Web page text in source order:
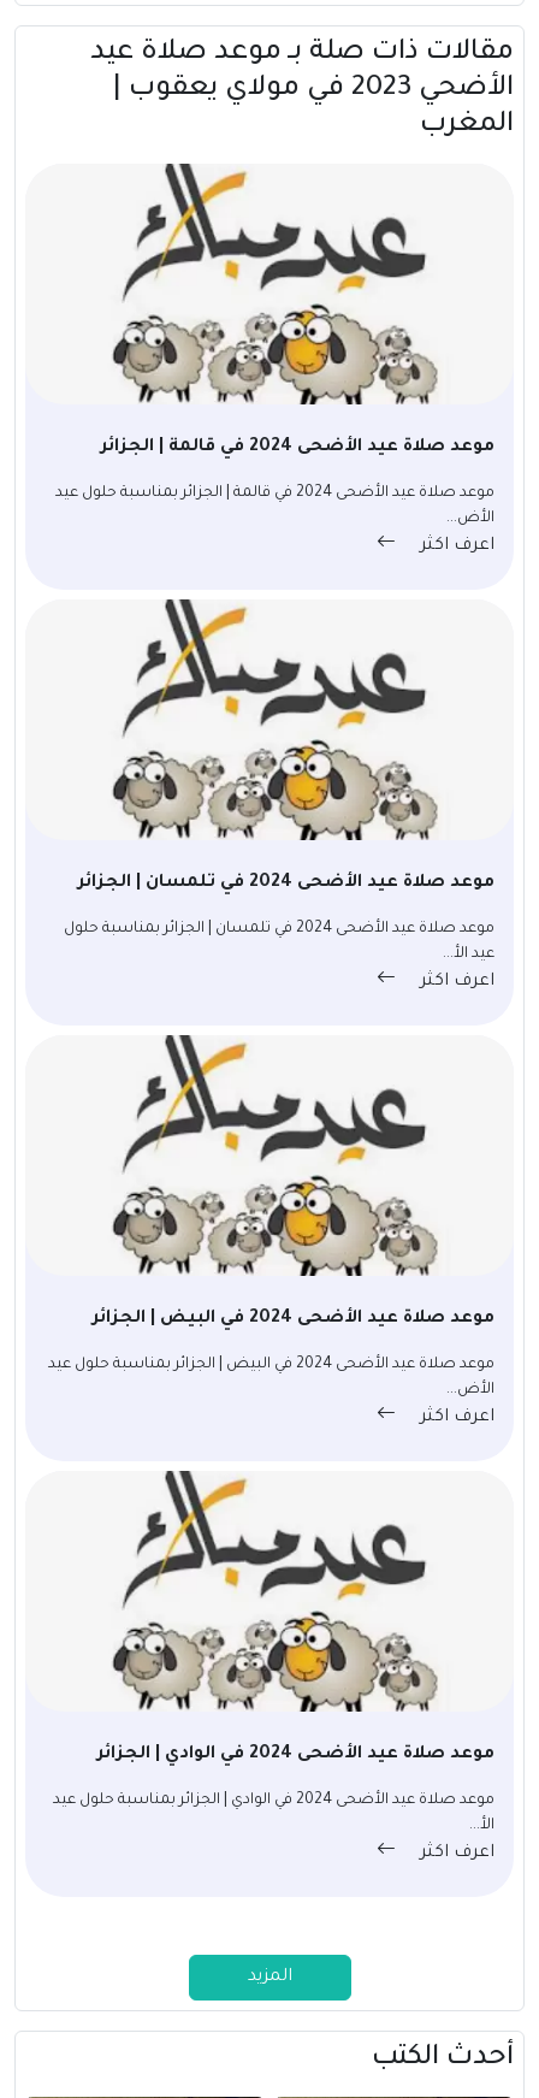
مقالات ذات صلة بــ موعد صلاة عيد
الأضحي 2023 في مولاي يعقوب |
المغرب
موعد صلاة عيد الأضحى 2024 في قالمة | الجزائر
موعد صلاة عيد الأضحى 2024 في قالمة | الجزائر بمناسبة حلول عيد
الأض...
اعرف اكثر
موعد صلاة عيد الأضحى 2024 في تلمسان | الجزائر
موعد صلاة عيد الأضحى 2024 في تلمسان | الجزائر بمناسبة حلول
عيد الأ...
اعرف اكثر
موعد صلاة عيد الأضحى 2024 في البيض | الجزائر
موعد صلاة عيد الأضحى 2024 في البيض | الجزائر بمناسبة حلول عيد
الأض...
اعرف اكثر
موعد صلاة عيد الأضحى 2024 في الوادي | الجزائر
موعد صلاة عيد الأضحى 2024 في الوادي | الجزائر بمناسبة حلول عيد
الأ...
اعرف اكثر
المزيد
أحدث الكتب